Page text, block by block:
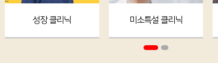
성장 클리닉 미소특설 클리닉